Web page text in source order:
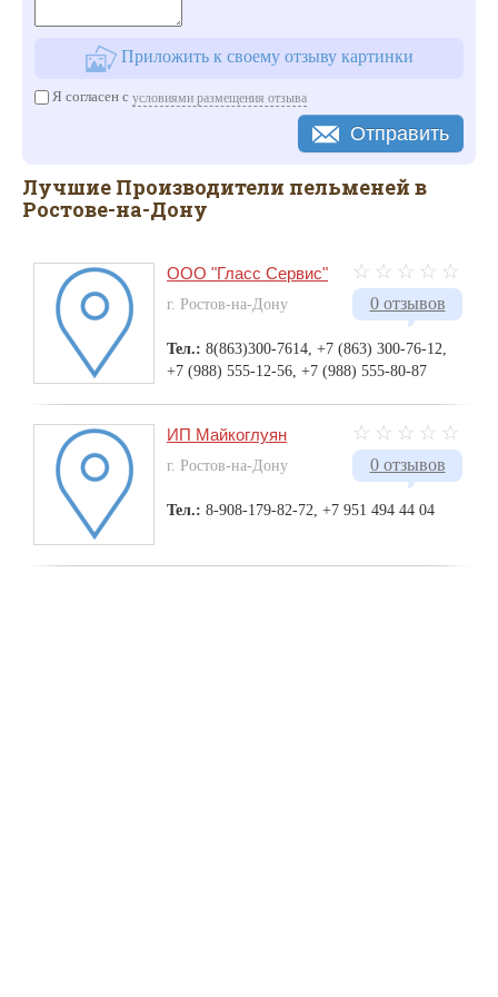
Приложить к своему отзыву картинки
Я согласен с условиями размещения отзыва
Отправить
Лучшие Производители пельменей в
Ростове-на-Дону
0 отзывов
ООО "Гласс Сервис"
г. Ростов-на-Дону
Тел.: 8(863)300-7614, +7 (863) 300-76-12,
+7 (988) 555-12-56, +7 (988) 555-80-87
0 отзывов
ИП Майкоглуян
г. Ростов-на-Дону
Тел.: 8-908-179-82-72, +7 951 494 44 04